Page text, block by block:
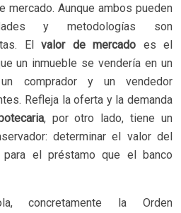
mercado. Aunque ambos pueden
y metodologías son
Elvalor de mercado es el
un inmueble se vendería en un
comprador y un vendedor
Refleja la oferta y la demanda
, por otro lado, tiene un
determinar el valor del
para el préstamo que el banco
concretamente la Orden